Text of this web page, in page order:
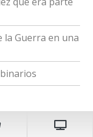
la Guerra en una